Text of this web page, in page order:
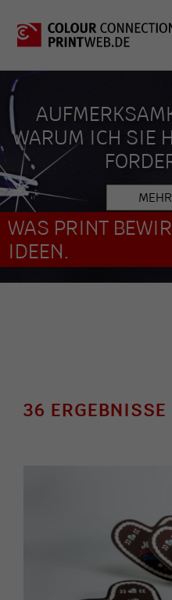
WARUM ICH SIE
WAS PRINT
IDEEN.
36